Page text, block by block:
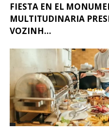
FIESTA EN EL
MULTITUDINARIA
VOZINH...